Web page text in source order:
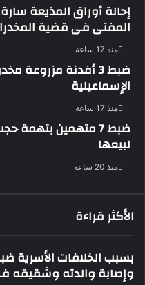
المفتى فى قضية
منذ 17 ساعة
الإسماعيلية
منذ 17 ساعة
ضبط 7 متهمين بتهمة
لبيعها
منذ 20 ساعة
الأكثر قراءة
بسبب الخلافات الأسرية
وإصابة والدته وشقيقه